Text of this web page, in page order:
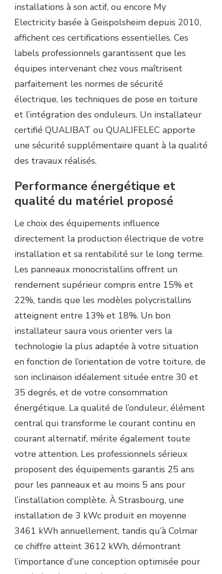
installations à son actif, ou encore My
Electricity basée à Geispolsheim depuis 2010,
affichent ces certifications essentielles. Ces
labels professionnels garantissent que les
équipes intervenant chez vous maîtrisent
parfaitement les normes de sécurité
électrique, les techniques de pose en toiture
et l’intégration des onduleurs. Un installateur
certifié QUALIBAT ou QUALIFELEC apporte
une sécurité supplémentaire quant à la qualité
des travaux réalisés.
Performance énergétique et
qualité du matériel proposé
Le choix des équipements influence
directement la production électrique de votre
installation et sa rentabilité sur le long terme.
Les panneaux monocristallins offrent un
rendement supérieur compris entre 15% et
22%, tandis que les modèles polycristallins
atteignent entre 13% et 18%. Un bon
installateur saura vous orienter vers la
technologie la plus adaptée à votre situation
en fonction de l’orientation de votre toiture, de
son inclinaison idéalement située entre 30 et
35 degrés, et de votre consommation
énergétique. La qualité de l’onduleur, élément
central qui transforme le courant continu en
courant alternatif, mérite également toute
votre attention. Les professionnels sérieux
proposent des équipements garantis 25 ans
pour les panneaux et au moins 5 ans pour
l’installation complète. À Strasbourg, une
installation de 3 kWc produit en moyenne
3461 kWh annuellement, tandis qu’à Colmar
ce chiffre atteint 3612 kWh, démontrant
l’importance d’une conception optimisée pour